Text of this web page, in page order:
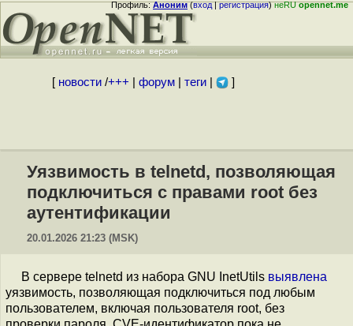
Профиль:Аноним(вход|регистрация)неRUopennet.me
[ новости/+++ форум| теги| ]
Уязвимость в telnetd, позволяющая
подключиться с правами root без
аутентификации
20.01.2026 21:23 (MSK)
В сервере telnetd из набора GNU InetUtils выявлена
уязвимость, позволяющая подключиться под любым
пользователем, включая пользователя root, без